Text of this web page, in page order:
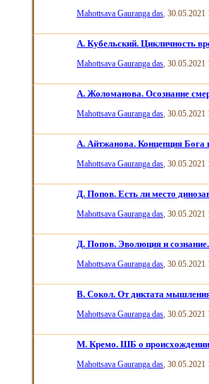
Mahottsava Gauranga das, 30.05.2021
А. Кубельский. Цикличность
Mahottsava Gauranga das, 30.05.2021
А. Жоломанова. Осознание
Mahottsava Gauranga das, 30.05.2021
А. Айтжанова. Концепция Бога
Mahottsava Gauranga das, 30.05.2021
Д. Попов. Есть ли место
Mahottsava Gauranga das, 30.05.2021
Д. Попов. Эволюция и
Mahottsava Gauranga das, 30.05.2021
В. Сокол. От диктата
Mahottsava Gauranga das, 30.05.2021
М. Кремо. ШБ о происхождении
Mahottsava Gauranga das, 30.05.2021